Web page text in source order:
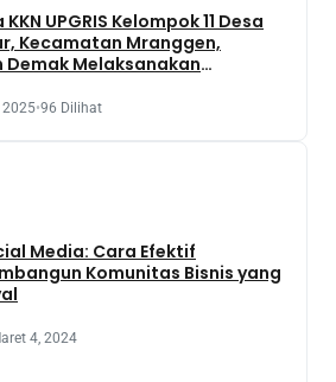
UPGRIS Kelompok 11 Desa
Kecamatan Mranggen,
Demak Melaksanakan
Lahan Yang Terbengkalai
2025•96 Dilihat
Media: Cara Efektif
Komunitas Bisnis yang
4, 2024